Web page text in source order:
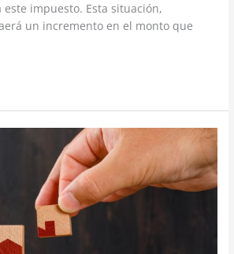
este impuesto. Esta situación,
un incremento en el monto que